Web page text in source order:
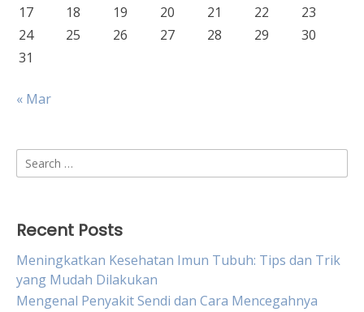
17 18 19 20 21 22
23
24
25 26 27 28 29
30
31
« Mar
Search
for:
Recent Posts
Meningkatkan Kesehatan Imun Tubuh: Tips dan Trik
yang Mudah Dilakukan
Mengenal Penyakit Sendi dan Cara Mencegahnya